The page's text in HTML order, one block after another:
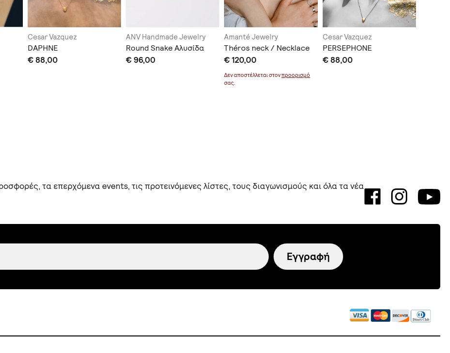
Cesar Vazquez
DAPHNE
€ 88,00
ANV Handmade Jewelry
Round Snake Αλυσίδα
€ 96,00
Amanté Jewelry
Théros neck / Necklace
€ 120,00
Δεν αποστέλλεται στονπροορισμό
σας.
Cesar Vazquez
PERSEPHONE
€ 88,00
τα επερχόμενα events, τις προτεινόμενες λίστες, τους διαγωνισμούς και όλα τα νέα
Εγγραφή